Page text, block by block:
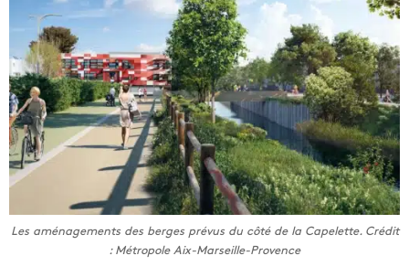
Les aménagements des berges prévus du côté de la Capelette. Crédit
: Métropole Aix-Marseille-Provence